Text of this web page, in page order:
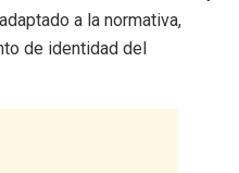
a la normativa,
de identidad del